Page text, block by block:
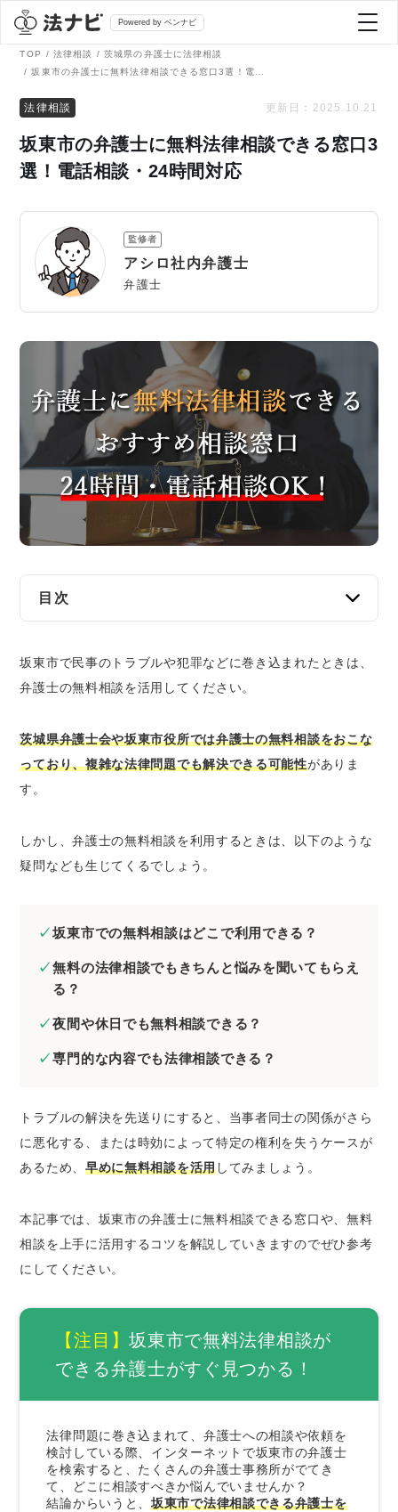
Powered by ベンナビ
全て
刑事事件
債務整理
離婚問題
交通事故
遺産相続
労働問題
債権回収
IT・ネット
企業法務
弁護士を探す
AI Search Premium
掲載をご検討の弁護士の方へ
TOP 法律相談
茨城県の弁護士に法律相談
法律相談 更新日： 2025.10.21
坂東市の弁護士に無料法律相談できる窓口3
選！電話相談・24時間対応
監修者
アシロ社内弁護士
弁護士
目次
茨城県弁護士会の無料法律相談
法テラスの無料法律相談
坂東市の弁護士に分野別の無料法律相談をした
したいとき
したいとき
したいとき
坂東市の弁護士に債権回収の無料法律相談を
したいとき
したいとき
したいとき
坂東市の弁護士にネットトラブルの無料法律
相談をしたいとき
証拠や資料を集めておく
当事者が複数いるときは相関図を作成する
メール相談やLINE相談を活用する
坂東市で法律問題を解決するときの弁護士の選
び方
専門書などを監修している弁護士を選ぶ
来所不要の弁護士を選ぶ
依頼者の意向を尊重してくれる弁護士を選ぶ
坂東市で民事のトラブルや犯罪などに巻き込まれたときは、
弁護士の無料相談を活用してください。
茨城県弁護士会や坂東市役所では弁護士の無料相談をおこな
っており、複雑な法律問題でも解決できる可能性がありま
す。
しかし、弁護士の無料相談を利用するときは、以下のような
疑問なども生じてくるでしょう。
坂東市での無料相談はどこで利用できる？
無料の法律相談でもきちんと悩みを聞いてもらえ
る？
夜間や休日でも無料相談できる？
専門的な内容でも法律相談できる？
トラブルの解決を先送りにすると、当事者同士の関係がさら
に悪化する、または時効によって特定の権利を失うケースが
あるため、 早めに無料相談を活用してみましょう。
本記事では、坂東市の弁護士に無料相談できる窓口や、無料
相談を上手に活用するコツを解説していきますのでぜひ参考
にしてください。
【注目】坂東市で無料法律相談が
できる弁護士がすぐ見つかる！
法律問題に巻き込まれて、弁護士への相談や依頼を
検討している際、インターネットで坂東市の弁護士
を検索すると、たくさんの弁護士事務所がでてき
て、どこに相談すべきか悩んでいませんか？
結論からいうと、坂東市で法律相談できる弁護士を